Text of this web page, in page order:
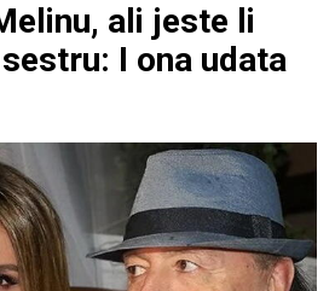
ali jeste li
I ona udata